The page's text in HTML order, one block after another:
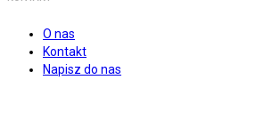
O nas
Kontakt
Napisz do nas